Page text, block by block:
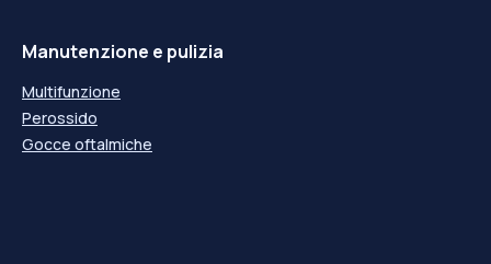
Manutenzione e pulizia
Multifunzione
Perossido
Gocce oftalmiche